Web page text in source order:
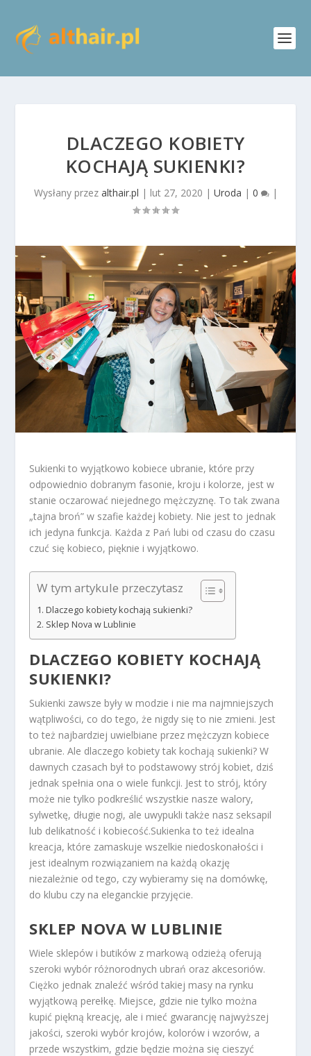
DLACZEGO KOBIETY
KOCHAJĄ SUKIENKI?
Wysłany przez althair.pl | lut 27, 2020 | Uroda | 0 |
Sukienki to wyjątkowo kobiece ubranie, które przy
odpowiednio dobranym fasonie, kroju i kolorze, jest w
stanie oczarować niejednego mężczyznę. To tak zwana
„tajna broń” w szafie każdej kobiety. Nie jest to jednak
ich jedyna funkcja. Każda z Pań lubi od czasu do czasu
czuć się kobieco, pięknie i wyjątkowo.
W tym artykule przeczytasz
Dlaczego kobiety kochają sukienki?
Sklep Nova w Lublinie
DLACZEGO KOBIETY KOCHAJĄ
SUKIENKI?
Sukienki zawsze były w modzie i nie ma najmniejszych
wątpliwości, co do tego, że nigdy się to nie zmieni. Jest
to też najbardziej uwielbiane przez mężczyzn kobiece
ubranie. Ale dlaczego kobiety tak kochają sukienki? W
dawnych czasach był to podstawowy strój kobiet, dziś
jednak spełnia ona o wiele funkcji. Jest to strój, który
może nie tylko podkreślić wszystkie nasze walory,
sylwetkę, długie nogi, ale uwypukli także nasz seksapil
lub delikatność i kobiecość.Sukienka to też idealna
kreacja, które zamaskuje wszelkie niedoskonałości i
jest idealnym rozwiązaniem na każdą okazję
niezależnie od tego, czy wybieramy się na domówkę,
do klubu czy na eleganckie przyjęcie.
SKLEP NOVA W LUBLINIE
Wiele sklepów i butików z markową odzieżą oferują
szeroki wybór różnorodnych ubrań oraz akcesoriów.
Ciężko jednak znaleźć wśród takiej masy na rynku
wyjątkową perełkę. Miejsce, gdzie nie tylko można
kupić piękną kreację, ale i mieć gwarancję najwyższej
jakości, szeroki wybór krojów, kolorów i wzorów, a
przede wszystkim, gdzie będzie można się cieszyć